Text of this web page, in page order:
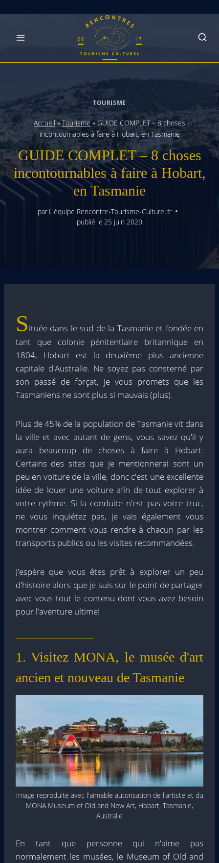
TOURISME
Accueil »Tourisme»GUIDE COMPLET – 8 choses
incontournables à faire à Hobart, en Tasmanie
GUIDE COMPLET – 8 choses
incontournables à faire à Hobart,
en Tasmanie
par L'équipe Rencontre-Tourisme-Culturel.fr
publié le 25 juin 2020
Située dans le sud de la Tasmanie et fondée en
tant que colonie pénitentiaire britannique en
1804, Hobart est la deuxième plus ancienne
capitale d'Australie. Ne soyez pas consterné par
son passé de forçat, je vous promets que les
Tasmaniens ne sont plus si mauvais (plus).
Plus de 45% de la population de Tasmanie vit dans
la ville et avec autant de gens, vous savez qu'il y
aura beaucoup de choses à faire à Hobart.
Certains des sites que je mentionnerai sont un
peu en voiture de la ville, donc c'est une excellente
idée de louer une voiture afin de tout explorer à
votre rythme. Si la conduite n'est pas votre truc,
ne vous inquiétez pas, je vais également vous
montrer comment vous rendre à chacun par les
transports publics ou les visites recommandées.
J'espère que vous êtes prêt à explorer un peu
d'histoire alors que je suis sur le point de partager
avec vous tout le contenu dont vous avez besoin
pour l'aventure ultime!
1. Visitez MONA, le musée d'art
ancien et nouveau de Tasmanie
Image reproduite avec l'aimable autorisation de l'artiste et du
MONA Museum of Old and New Art, Hobart, Tasmanie,
Australie
En tant que personne qui n'aime pas
normalement les musées, le Museum of Old and